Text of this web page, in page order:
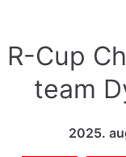
R-Cup
team
2025.